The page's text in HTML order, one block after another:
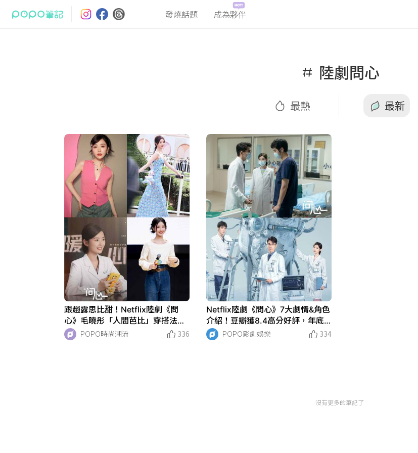
發燒話題 成為夥伴
陸劇問心
最熱 最新
最熱
跟趙露思比甜！Netflix陸劇《問
心》毛曉彤「人間芭比」穿搭法！
完全看不出已經35歲！
POPO時尚潮流 336
Netflix陸劇《問心》7大劇情&角色
介紹！豆瓣獲8.4高分好評，年底
有望開拍第二季！
POPO影劇娛樂 334
沒有更多的筆記了